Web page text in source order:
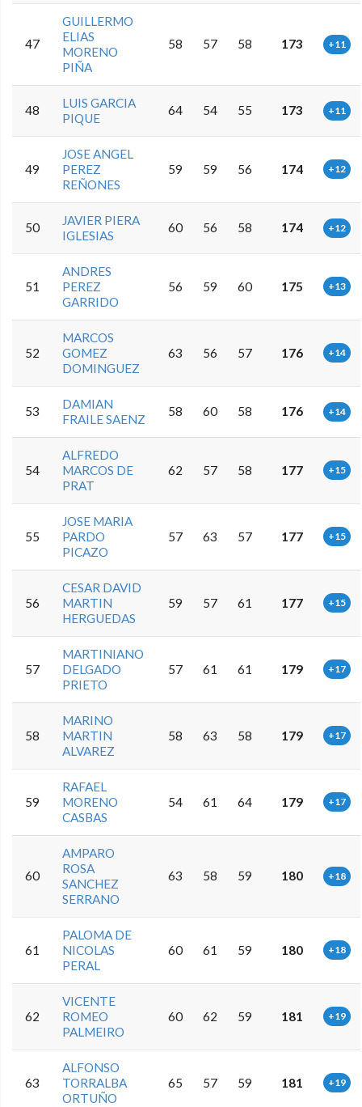
47
GUILLERMO
ELIAS
MORENO
PIÑA
58 57 58 173 +11
48
LUIS GARCIA
PIQUE
64 54 55 173 +11
49
JOSE ANGEL
PEREZ
REÑONES
59 59 56 174 +12
50
JAVIER PIERA
IGLESIAS
60 56 58 174 +12
51
ANDRES
PEREZ
GARRIDO
56 59 60 175 +13
52
MARCOS
GOMEZ
DOMINGUEZ
63 56 57 176 +14
53
DAMIAN
FRAILE SAENZ
58 60 58 176 +14
54
ALFREDO
MARCOS DE
PRAT
62 57 58 177 +15
55
JOSE MARIA
PARDO
PICAZO
57 63 57 177 +15
56
CESAR DAVID
MARTIN
HERGUEDAS
59 57 61 177 +15
57
MARTINIANO
DELGADO
PRIETO
57 61 61 179 +17
58
MARINO
MARTIN
ALVAREZ
58 63 58 179 +17
59
RAFAEL
MORENO
CASBAS
54 61 64 179 +17
60
AMPARO
ROSA
SANCHEZ
SERRANO
63 58 59 180 +18
61
PALOMA DE
NICOLAS
PERAL
60 61 59 180 +18
62
VICENTE
ROMEO
PALMEIRO
60 62 59 181 +19
63
ALFONSO
TORRALBA
ORTUÑO
65 57 59 181 +19